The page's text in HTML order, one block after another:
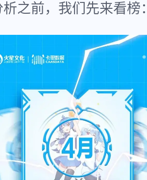
之前，我们先来看榜：